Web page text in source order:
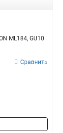
ML184, GU10
Сравнить